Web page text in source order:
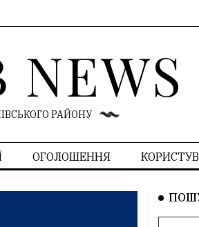
РАЙОНУ
ОГОЛОШЕННЯ